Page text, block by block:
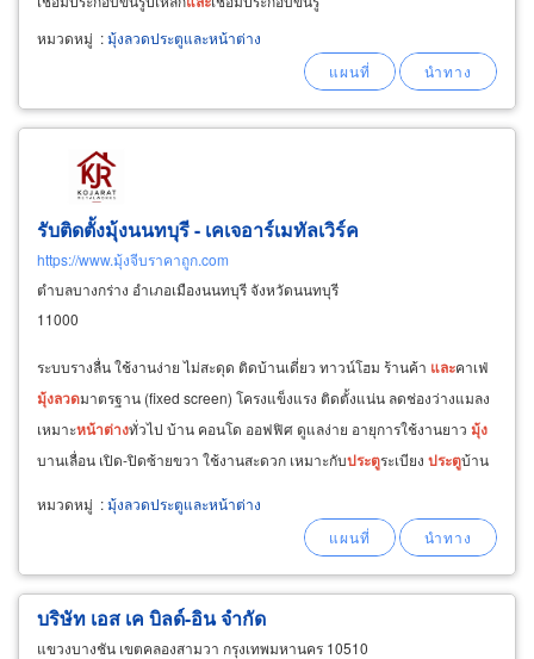
ปงานสแตนเลส พระประแดง ขึ้นรูปตามแบบของ
ลูกค้า รับงานตรงจากเจ้าของงานบ้าน อาคาร
โรงงาน รับงานจากผู้รับเหมาโครงการก่อสร้าง
หมวดหมู่ :มุ้งลวดประตูและหน้าต่าง
รับติดตั้งมุ้งนนทบุรี - เคเจอาร์เมทัลเวิร์ค
https://www.มุ้งจีบราคาถูก.com
ตำบลบางกร่าง อำเภอเมืองนนทบุรี จังหวัดนนทบุรี
11000
ระบบรางลื่น ใช้งานง่าย ไม่สะดุด ติดบ้านเดี่ยว ทาวน์โฮม ร้านค้า และคาเฟ่
มุ้งลวดมาตรฐาน (fixed screen) โครงแข็งแรง ติดตั้งแน่น ลดช่องว่างแมลง
เหมาะหน้าต่างทั่วไป บ้าน คอนโด ออฟฟิศ ดูแลง่าย อายุการใช้งานยาว มุ้ง
บานเลื่อน เปิด-ปิดซ้ายขวา ใช้งานสะดวก เหมาะกับประตูระเบียง ประตูบ้าน
หมวดหมู่ :มุ้งลวดประตูและหน้าต่าง
บริษัท เอส เค บิลด์-อิน จำกัด
แขวงบางชัน เขตคลองสามวา กรุงเทพมหานคร 10510